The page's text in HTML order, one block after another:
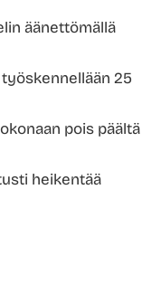
äänettömällä
25
pois päältä
heikentää